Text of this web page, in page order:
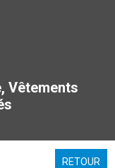
Vêtements
RETOUR